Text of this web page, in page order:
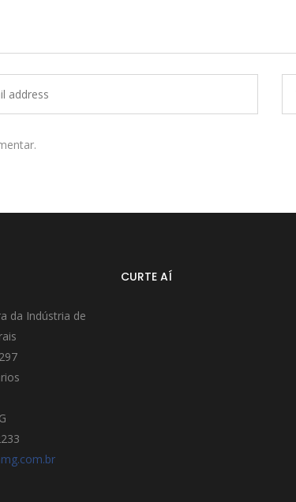
da Indústria de
CURTE AÍ